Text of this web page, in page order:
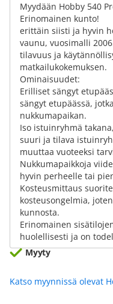
Myydään Hobby 540
Erinomainen kunto!
erittäin siisti ja hyvin
vaunu, vuosimalli
tilavuus ja
matkailukokemuksen.
Ominaisuudet:
Erilliset sängyt
sängyt etupäässä,
nukkumapaikan.
Iso istuinryhmä
suuri ja tilava
muuttaa vuoteeksi
Nukkumapaikkoja
hyvin perheelle tai
Kosteusmittaus
kosteusongelmia,
kunnosta.
Erinomainen
huolellisesti ja on
Myyty
Katso myynnissä olevat